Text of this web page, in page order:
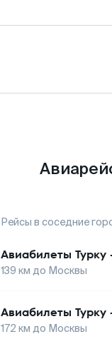
Рейсы в соседние
Авиабилеты Турку
139 км до Москвы
Авиабилеты Турку
172 км до Москвы